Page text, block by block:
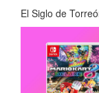
El Siglo de